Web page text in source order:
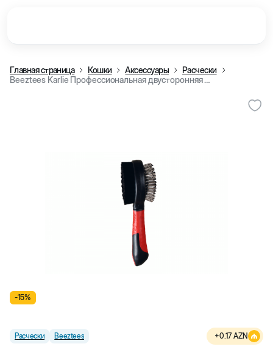
Главная страница Кошки Аксессуары
Расчески
Beeztees Karlie Профессиональная двусторонняя щетка для кошек и собак, 21x6x6 см
-15%
Расчески Beeztees +0.17 AZN